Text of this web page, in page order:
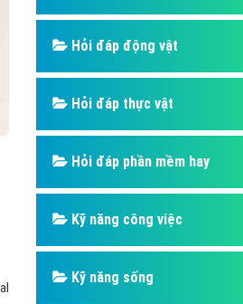
Phần mềm ứng dụng hay
Hỏi đáp động vật
Hỏi đáp thực vật
Hỏi đáp phần mềm hay
Kỹ năng công việc
Kỹ năng sống